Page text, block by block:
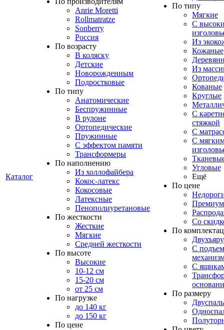
Каталог
Anrie Moretti
Rollmatratze
Sonberry
Россия
По возрасту
В коляску
Детские
Новорожденным
Подростковые
По типу
Анатомические
Беспружинные
В рулоне
Ортопедические
Пружинные
С эффектом памяти
Трансформеры
По наполнению
Из холлофайбера
Кокос-латекс
Кокосовые
Латексные
Пенополиуретановые
По жесткости
Жесткие
Мягкие
Средней жесткости
По высоте
Высокие
10-12 см
15-20 см
от 25 см
По нагрузке
до 140 кг
до 150 кг
По цене
По типу
Мягкие
C
Из
Кожаные
Из
Кованые
Круглые
С
стяжкой
С
С
Угловые
Ещё
По цене
Премиум
Со
По
С
С
По размеру